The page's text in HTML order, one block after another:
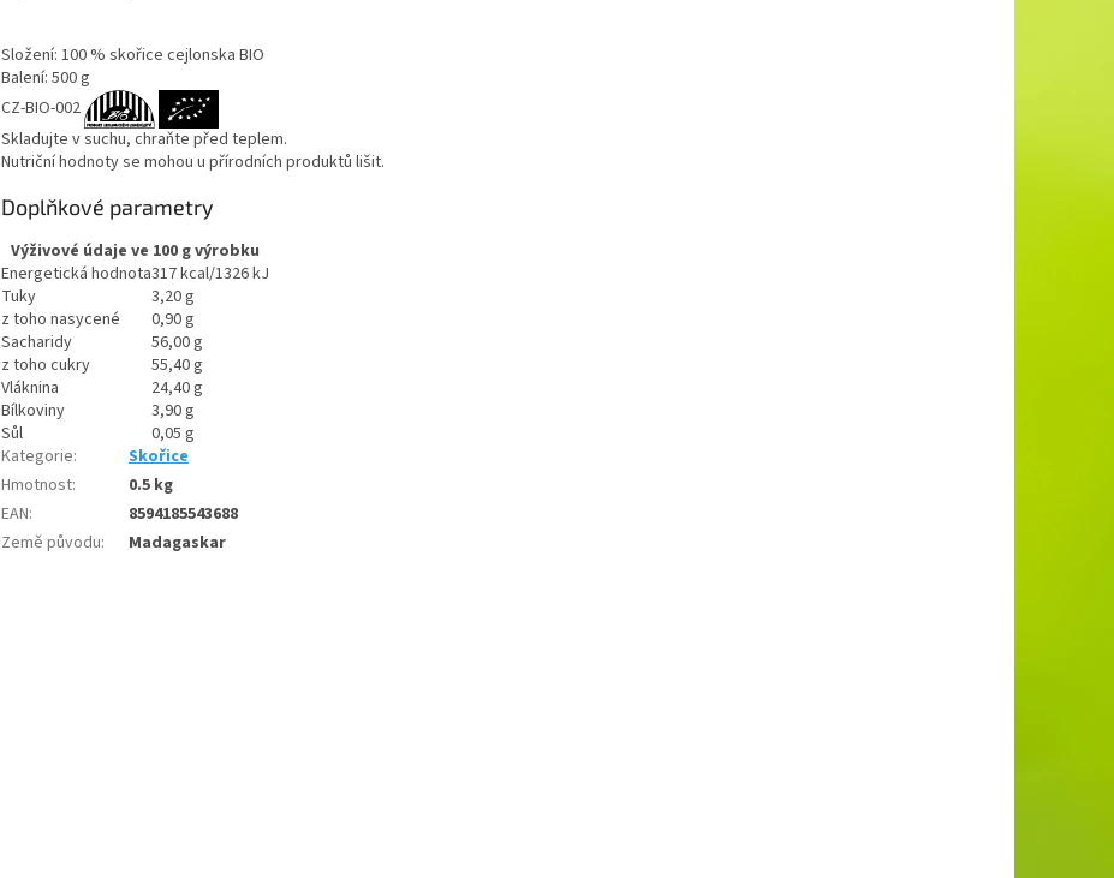
Složení: 100 % skořice cejlonska BIO
Balení: 500 g
CZ-BIO-002
Skladujte v suchu, chraňte před teplem.
Nutriční hodnoty se mohou u přírodních produktů lišit.
Doplňkové parametry
Výživové údaje ve 100 g výrobku
Energetická hodnota317 kcal/1326 kJ
Tuky
3,20 g
z toho nasycené
0,90 g
Sacharidy
56,00 g
z toho cukry
55,40 g
Vláknina
24,40 g
Bílkoviny
3,90 g
Sůl
0,05 g
Kategorie:
Skořice
Hmotnost:
0.5 kg
EAN:
8594185543688
Země původu: Madagaskar